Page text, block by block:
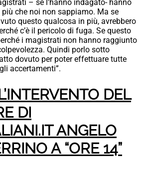
– se l’hanno indagato- hanno
che noi non sappiamo. Ma se
questo qualcosa in più, avrebbero
c’è il pericolo di fuga. Se questo
i magistrati non hanno raggiunto
Quindi porlo sotto
dovuto per poter effettuare tutte
accertamenti”.
DEL
DI
ANGELO
A “ORE 14”